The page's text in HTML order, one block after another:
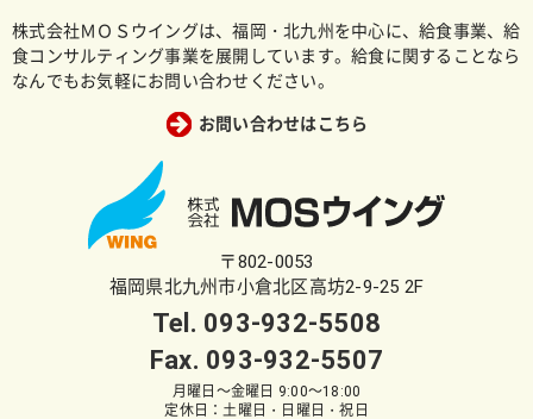
株式会社ＭＯＳウイングは、福岡・北九州を中心に、給食事業、給
食コンサルティング事業を展開しています。給食に関することなら
なんでもお気軽にお問い合わせください。
お問い合わせはこちら
〒802-0053
福岡県北九州市小倉北区高坊2-9-25 2F
Tel. 093-932-5508
Fax. 093-932-5507
月曜日～金曜日 9:00～18:00
定休日：土曜日・日曜日・祝日